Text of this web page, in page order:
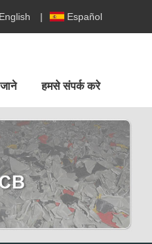
English | Español
हमसे संपर्क करे